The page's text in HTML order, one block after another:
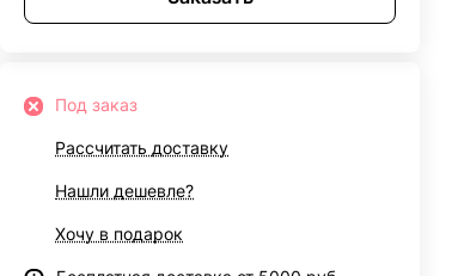
Под заказ
Рассчитать доставку
Нашли дешевле?
Хочу в подарок